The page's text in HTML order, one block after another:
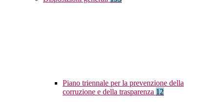
Piano triennale per la prevenzione della
corruzione e della trasparenza 12